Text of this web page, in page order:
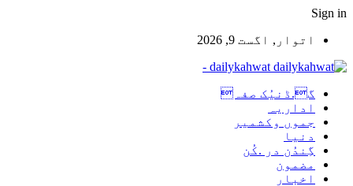
Sign in
اتوار, اگست 9, 2026
dailykahwat -
گ.ڈنیُک صفہ
اداریہ
جموں وکشمیر
دنیا
گِندُن در .کُن
مضمون
اخبار